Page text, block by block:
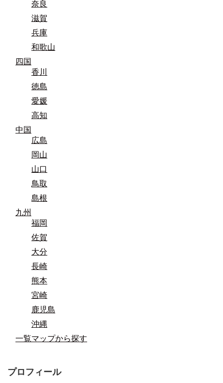
奈良
滋賀
兵庫
和歌山
四国
香川
徳島
愛媛
高知
中国
広島
岡山
山口
鳥取
島根
九州
福岡
佐賀
大分
長崎
熊本
宮崎
鹿児島
沖縄
一覧マップから探す
プロフィール